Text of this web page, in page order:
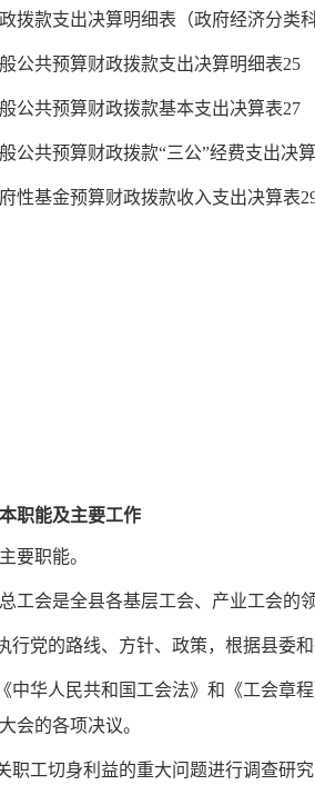
拨款支出决算明细表（政府经济分类科
公共预算财政拨款支出决算明细表25
公共预算财政拨款基本支出决算表27
公共预算财政拨款“三公”经费支出决
性基金预算财政拨款收入支出决算表2
职能及主要工作
要职能。
工会是全县各基层工会、产业工会的
行党的路线、方针、政策，根据县委
中华人民共和国工会法》和《工会章
会的各项决议。
职工切身利益的重大问题进行调查研